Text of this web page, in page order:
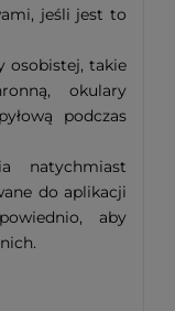
jeśli jest to
osobistej, takie
okulary
podczas
natychmiast
do aplikacji
aby